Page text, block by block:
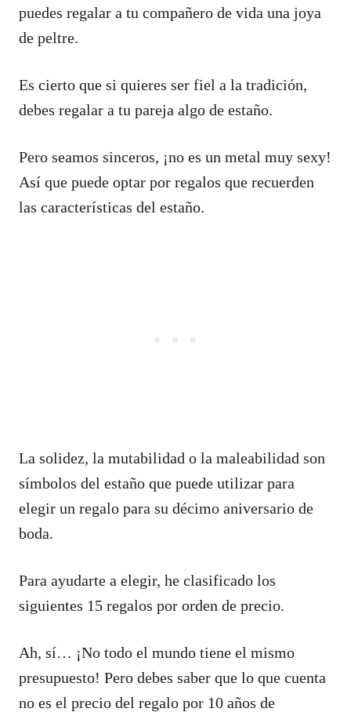
puedes regalar a tu compañero de vida una joya
de peltre.
Es cierto que si quieres ser fiel a la tradición,
debes regalar a tu pareja algo de estaño.
Pero seamos sinceros, ¡no es un metal muy sexy!
Así que puede optar por regalos que recuerden
las características del estaño.
La solidez, la mutabilidad o la maleabilidad son
símbolos del estaño que puede utilizar para
elegir un regalo para su décimo aniversario de
boda.
Para ayudarte a elegir, he clasificado los
siguientes 15 regalos por orden de precio.
Ah, sí… ¡No todo el mundo tiene el mismo
presupuesto! Pero debes saber que lo que cuenta
no es el precio del regalo por 10 años de